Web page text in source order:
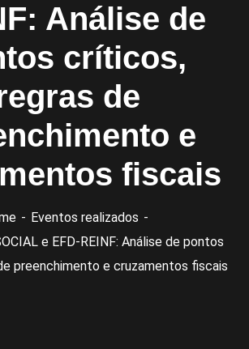
Análise de
críticos,
de
e
fiscais
Eventos realizados
e EFD-REINF: Análise de pontos
preenchimento e cruzamentos fiscais